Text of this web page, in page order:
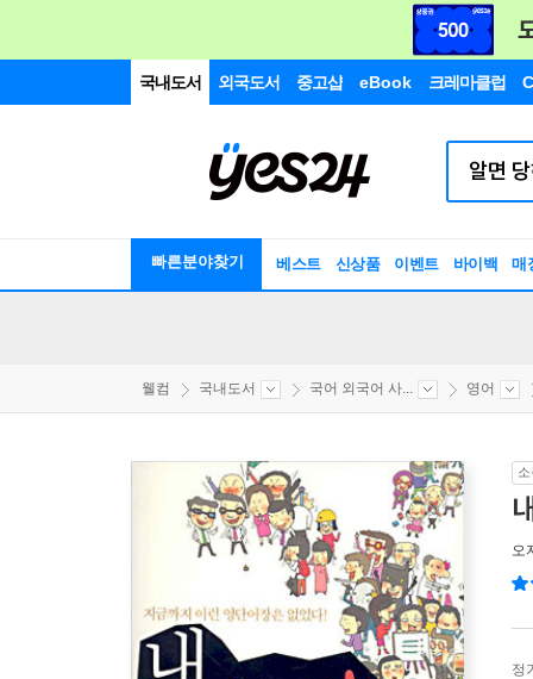
국내도서 외국도서 중고샵 eBook 크레마클럽
빠른분야찾기 베스트 신상품 이벤트 바이백 매
웰컴 국내도서 국어 외국어 사... 영어
오
정